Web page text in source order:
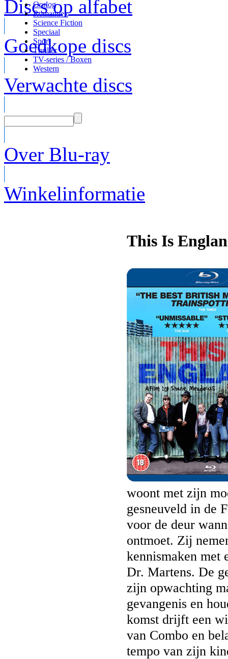
Discs op alfabet
Goedkope discs
Verwachte discs
Over Blu-ray
Winkelinformatie
Oorlog
Romantiek
Science Fiction
Speciaal
Sport
Thriller
TV-series / Boxen
Western
This Is
woont met zijn
gesneuveld in de
voor de deur
ontmoet. Zij
kennismaken met
Dr. Martens. De
zijn opwachting
gevangenis en
komst drijft een
van Combo en
tempo van zijn